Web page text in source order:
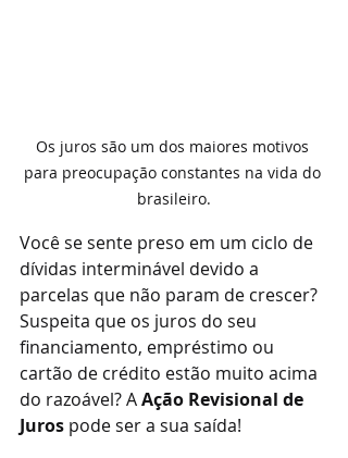
Os juros são um dos maiores motivos
para preocupação constantes na vida do
brasileiro.
Você se sente preso em um ciclo de
dívidas interminável devido a
parcelas que não param de crescer?
Suspeita que os juros do seu
financiamento, empréstimo ou
cartão de crédito estão muito acima
do razoável? A Ação Revisional de
Juros pode ser a sua saída!